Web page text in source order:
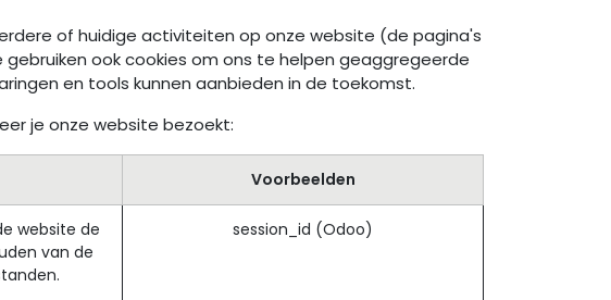
of huidige activiteiten op onze website (de pagina's
ook cookies om ons te helpen geaggregeerde
en tools kunnen aanbieden in de toekomst.
je onze website bezoekt:
Voorbeelden
website de
van de
session_id (Odoo)